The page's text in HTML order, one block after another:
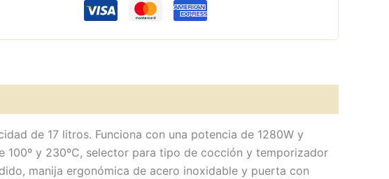
de 17 litros. Funciona con una potencia de 1280W y
y 230ºC, selector para tipo de cocción y temporizador
manija ergonómica de acero inoxidable y puerta con